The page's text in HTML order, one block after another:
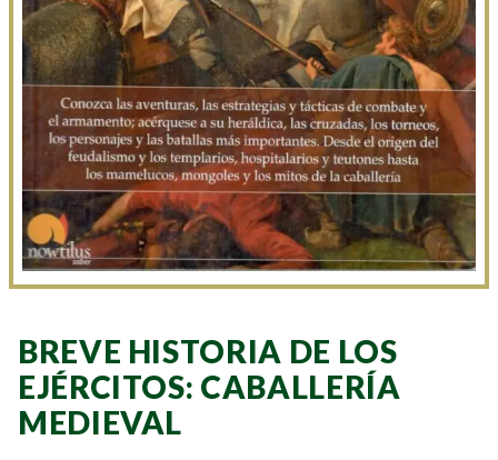
BREVE HISTORIA DE LOS
EJÉRCITOS: CABALLERÍA
MEDIEVAL